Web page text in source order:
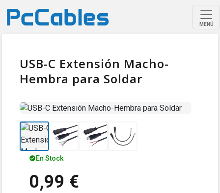
MENÚ
USB-C Extensión Macho-
Hembra para Soldar
En Stock
0,99 €